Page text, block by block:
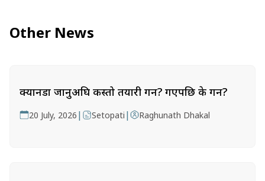
Other News
क्यानडा जानुअघि कस्तो तयारी गर्ने? गएपछि के गर्ने?
20 July, 2026 | Setopati | Raghunath Dhakal